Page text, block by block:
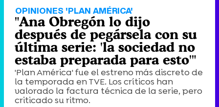
OPINIONES 'PLAN AMÉRICA'
"Ana Obregón lo dijo
después de pegársela con su
última serie: 'la sociedad no
estaba preparada para esto'"
'Plan América' fue el estreno más discreto de
la temporada en TVE. Los críticos han
valorado la factura técnica de la serie, pero
criticado su ritmo.